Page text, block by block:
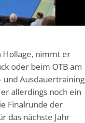
Hollage, nimmt er
oder beim OTB am
und Ausdauertraining
allerdings noch ein
Finalrunde der
das nächste Jahr